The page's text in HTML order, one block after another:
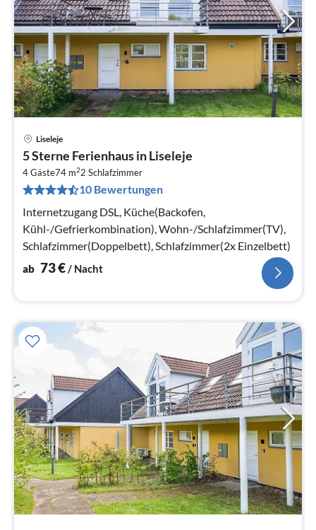
Liseleje
5 Sterne Ferienhaus in Liseleje
4 Gäste74 m22 Schlafzimmer
10 Bewertungen
Internetzugang DSL, Küche(Backofen,
Kühl-/Gefrierkombination), Wohn-/Schlafzimmer(TV),
Schlafzimmer(Doppelbett), Schlafzimmer(2x Einzelbett)
ab 73€/ Nacht